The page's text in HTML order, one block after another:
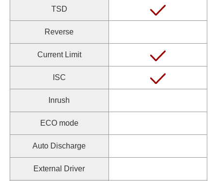
TSD
Reverse
Current Limit
ISC
Inrush
ECO mode
Auto Discharge
External Driver